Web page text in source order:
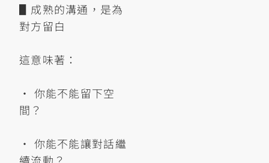
▋成熟的溝通，是為
對方留白
這意味著：
• 你能不能留下空
間？
• 你能不能讓對話繼